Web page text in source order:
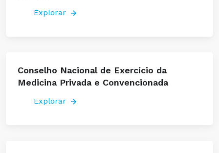
Explorar
Conselho Nacional de Exercício da
Medicina Privada e Convencionada
Explorar